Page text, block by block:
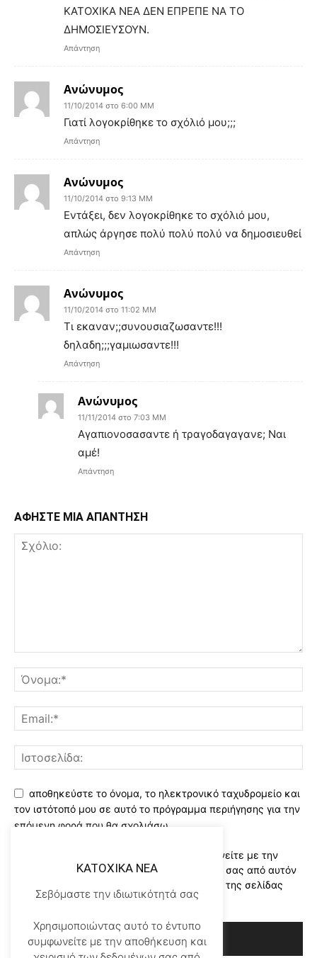
ΚΑΤΟΧΙΚΑ ΝΕΑ ΔΕΝ ΕΠΡΕΠΕ ΝΑ ΤΟ
ΔΗΜΟΣΙΕΥΣΟΥΝ.
Απάντηση
Ανώνυμος
11/10/2014 στο 6:00 ΜΜ
Γιατί λογοκρίθηκε το σχόλιό μου;;;
Απάντηση
Ανώνυμος
11/10/2014 στο 9:13 ΜΜ
Εντάξει, δεν λογοκρίθηκε το σχόλιό μου,
απλώς άργησε πολύ πολύ πολύ να δημοσιευθεί
Απάντηση
Ανώνυμος
11/10/2014 στο 11:02 ΜΜ
Τι εκαναν;;συνουσιαζωσαντε!!!
δηλαδη;;;γαμιωσαντε!!!
Απάντηση
Ανώνυμος
11/11/2014 στο 7:03 ΜΜ
Αγαπιονοσασαντε ή τραγοδαγαγανε; Ναι
αμέ!
Απάντηση
ΑΦΗΣΤΕ ΜΙΑ ΑΠΑΝΤΗΣΗ
αποθηκεύστε το όνομα, το ηλεκτρονικό ταχυδρομείο και
τον ιστότοπό μου σε αυτό το πρόγραμμα περιήγησης για την
επόμενη φορά που θα σχολιάσω.
Χρησιμοποιώντας αυτό το έντυπο συμφωνείτε με την
αποθήκευση και χειρισμό των δεδομένων σας από αυτόν
τον ιστότοπο..Διαβάστε του ορους χρήσης της σελίδας
μας*
KATOXIKA NEA
Σεβόμαστε την ιδιωτικότητά σας
Χρησιμοποιώντας αυτό το έντυπο
συμφωνείτε με την αποθήκευση και